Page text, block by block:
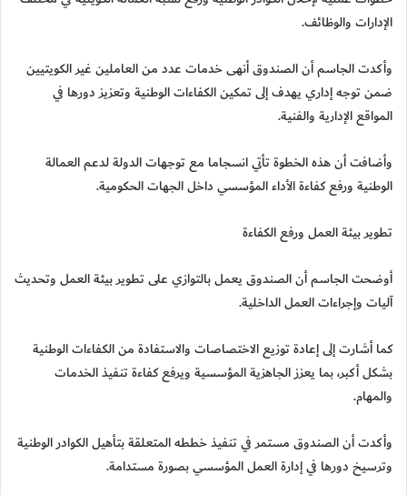
الإدارات والوظائف.
وأكدت الجاسم أن الصندوق أنهى خدمات عدد من العاملين غير الكويتيين
ضمن توجه إداري يهدف إلى تمكين الكفاءات الوطنية وتعزيز دورها في
المواقع الإدارية والفنية.
وأضافت أن هذه الخطوة تأتي انسجاما مع توجهات الدولة لدعم العمالة
الوطنية ورفع كفاءة الأداء المؤسسي داخل الجهات الحكومية.
تطوير بيئة العمل ورفع الكفاءة
أوضحت الجاسم أن الصندوق يعمل بالتوازي على تطوير بيئة العمل وتحديث
آليات وإجراءات العمل الداخلية.
كما أشارت إلى إعادة توزيع الاختصاصات والاستفادة من الكفاءات الوطنية
بشكل أكبر، بما يعزز الجاهزية المؤسسية ويرفع كفاءة تنفيذ الخدمات
والمهام.
وأكدت أن الصندوق مستمر في تنفيذ خططه المتعلقة بتأهيل الكوادر الوطنية
وترسيخ دورها في إدارة العمل المؤسسي بصورة مستدامة.